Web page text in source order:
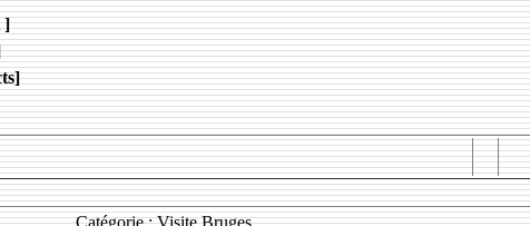
]
Catégorie : Visite Bruges